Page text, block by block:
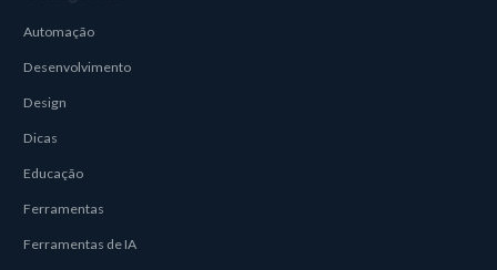
Automação
Desenvolvimento
Design
Dicas
Educação
Ferramentas
Ferramentas de IA